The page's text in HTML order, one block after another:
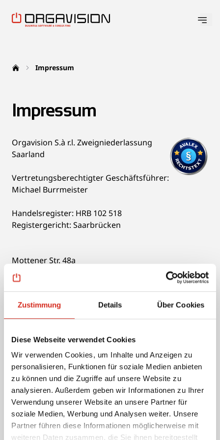
Zustimmung Details Über Cookies
Diese Webseite verwendet Cookies
Wir verwenden Cookies, um Inhalte und Anzeigen zu
personalisieren, Funktionen für soziale Medien anbieten
zu können und die Zugriffe auf unsere Website zu
analysieren. Außerdem geben wir Informationen zu Ihrer
Verwendung unserer Website an unsere Partner für
soziale Medien, Werbung und Analysen weiter. Unsere
Partner führen diese Informationen möglicherweise mit
weiteren Daten zusammen, die Sie ihnen bereitgestellt
Zur Startseite
Impressum
Impressum
Orgavision S.à r.l. Zweigniederlassung
Saarland
Vertretungsberechtigter Geschäftsführer:
Michael Burrmeister
Handelsregister: HRB 102 518
Registergericht: Saarbrücken
Mottener Str. 48a
66822 Lebach
Tel.: +49 681 5891750
E-Mail:info@orgavision.lu
UStG: DE 297606671
Inhaltlich verantwortlich i.S.v. § 18 Abs. 2 MStV:
Michael Burrmeister, Mottener Str. 48a, 66822
Lebach
Bildquellennachweis:
- Shutterstock
- AdobeStock